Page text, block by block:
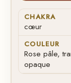
CHAKRA
cœur
COULEUR
Rose pâle,
opaque